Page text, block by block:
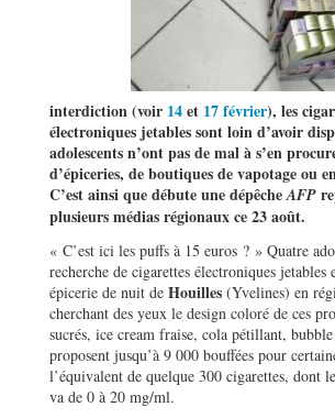
interdiction (voir 14et 17 février), les
électroniques jetables sont loin d’avoir
adolescents n’ont pas de mal à s’en
d’épiceries, de boutiques de vapotage ou
C’est ainsi que débute une dépêcheAFP
plusieurs médias régionaux ce 23 août.
« C’est ici les puffs à 15 euros ? » Quatre
recherche de cigarettes électroniques jetables
épicerie de nuit de Houilles (Yvelines) en
cherchant des yeux le design coloré de ces
sucrés, ice cream fraise, cola pétillant,
proposent jusqu’à 9 000 bouffées pour
l’équivalent de quelque 300 cigarettes, dont
va de 0 à 20 mg/ml.